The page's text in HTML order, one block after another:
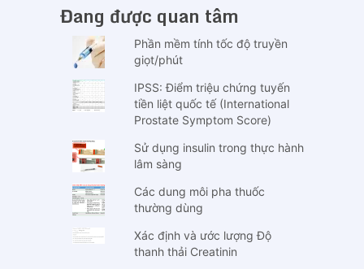
Đang được quan tâm
Phần mềm tính tốc độ truyền
giọt/phút
IPSS: Điểm triệu chứng tuyến
tiền liệt quốc tế (International
Prostate Symptom Score)
Sử dụng insulin trong thực hành
lâm sàng
Các dung môi pha thuốc
thường dùng
Xác định và ước lượng Độ
thanh thải Creatinin